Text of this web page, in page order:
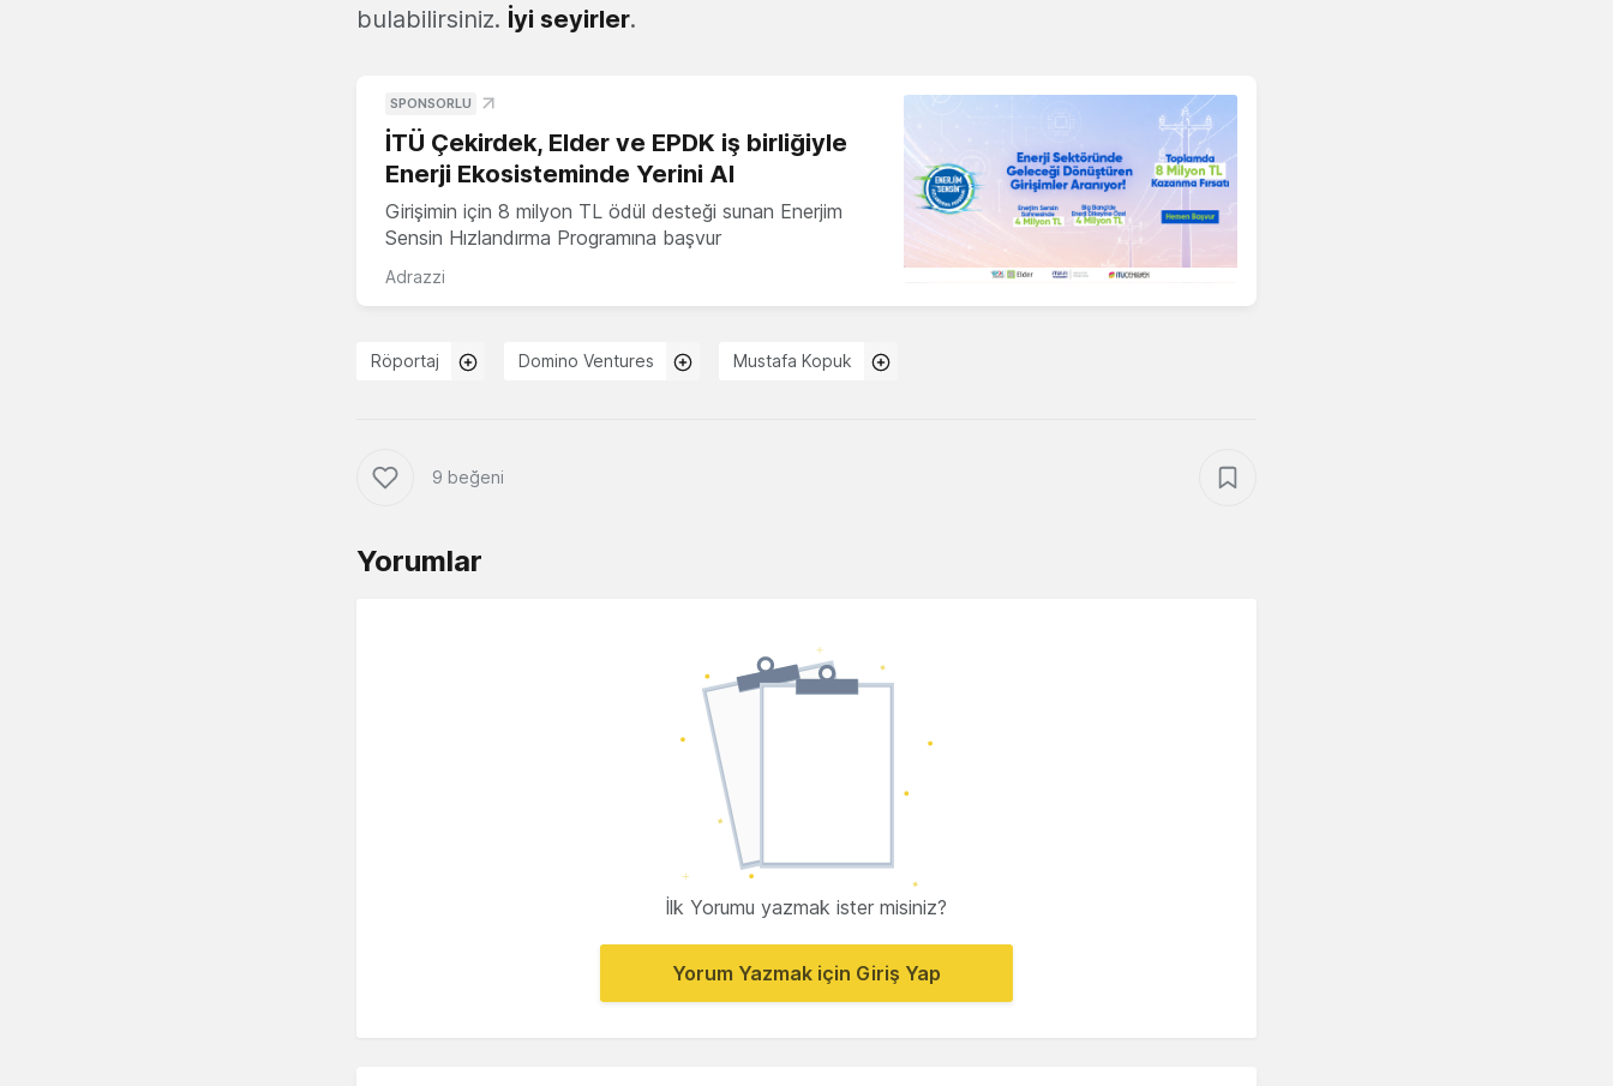
bulabilirsiniz. İyi seyirler.
SPONSORLU
İTÜ Çekirdek, Elder ve EPDK iş birliğiyle
Enerji Ekosisteminde Yerini Al
Girişimin için 8 milyon TL ödül desteği sunan Enerjim
Sensin Hızlandırma Programına başvur
Adrazzi
Röportaj Domino Ventures Mustafa Kopuk
9 beğeni
Yorumlar
İlk Yorumu yazmak ister misiniz?
Yorum Yazmak için Giriş Yap